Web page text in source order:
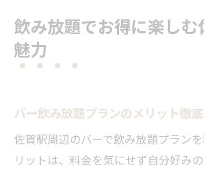
飲み放題でお得に楽し
魅力
バー飲み放題プランのメリット徹
佐賀駅周辺のバーで飲み放題プラン
リットは、料金を気にせず自分好み